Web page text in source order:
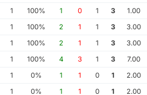
1 100% 1 0 1 3
1.00
1 100% 2 1 1 3
3.00
1 100% 2 1 1 3
3.00
1 100% 4 3 1 3
7.00
1 0% 1 1 0 1
2.00
1 0% 1 1 0 1
2.00